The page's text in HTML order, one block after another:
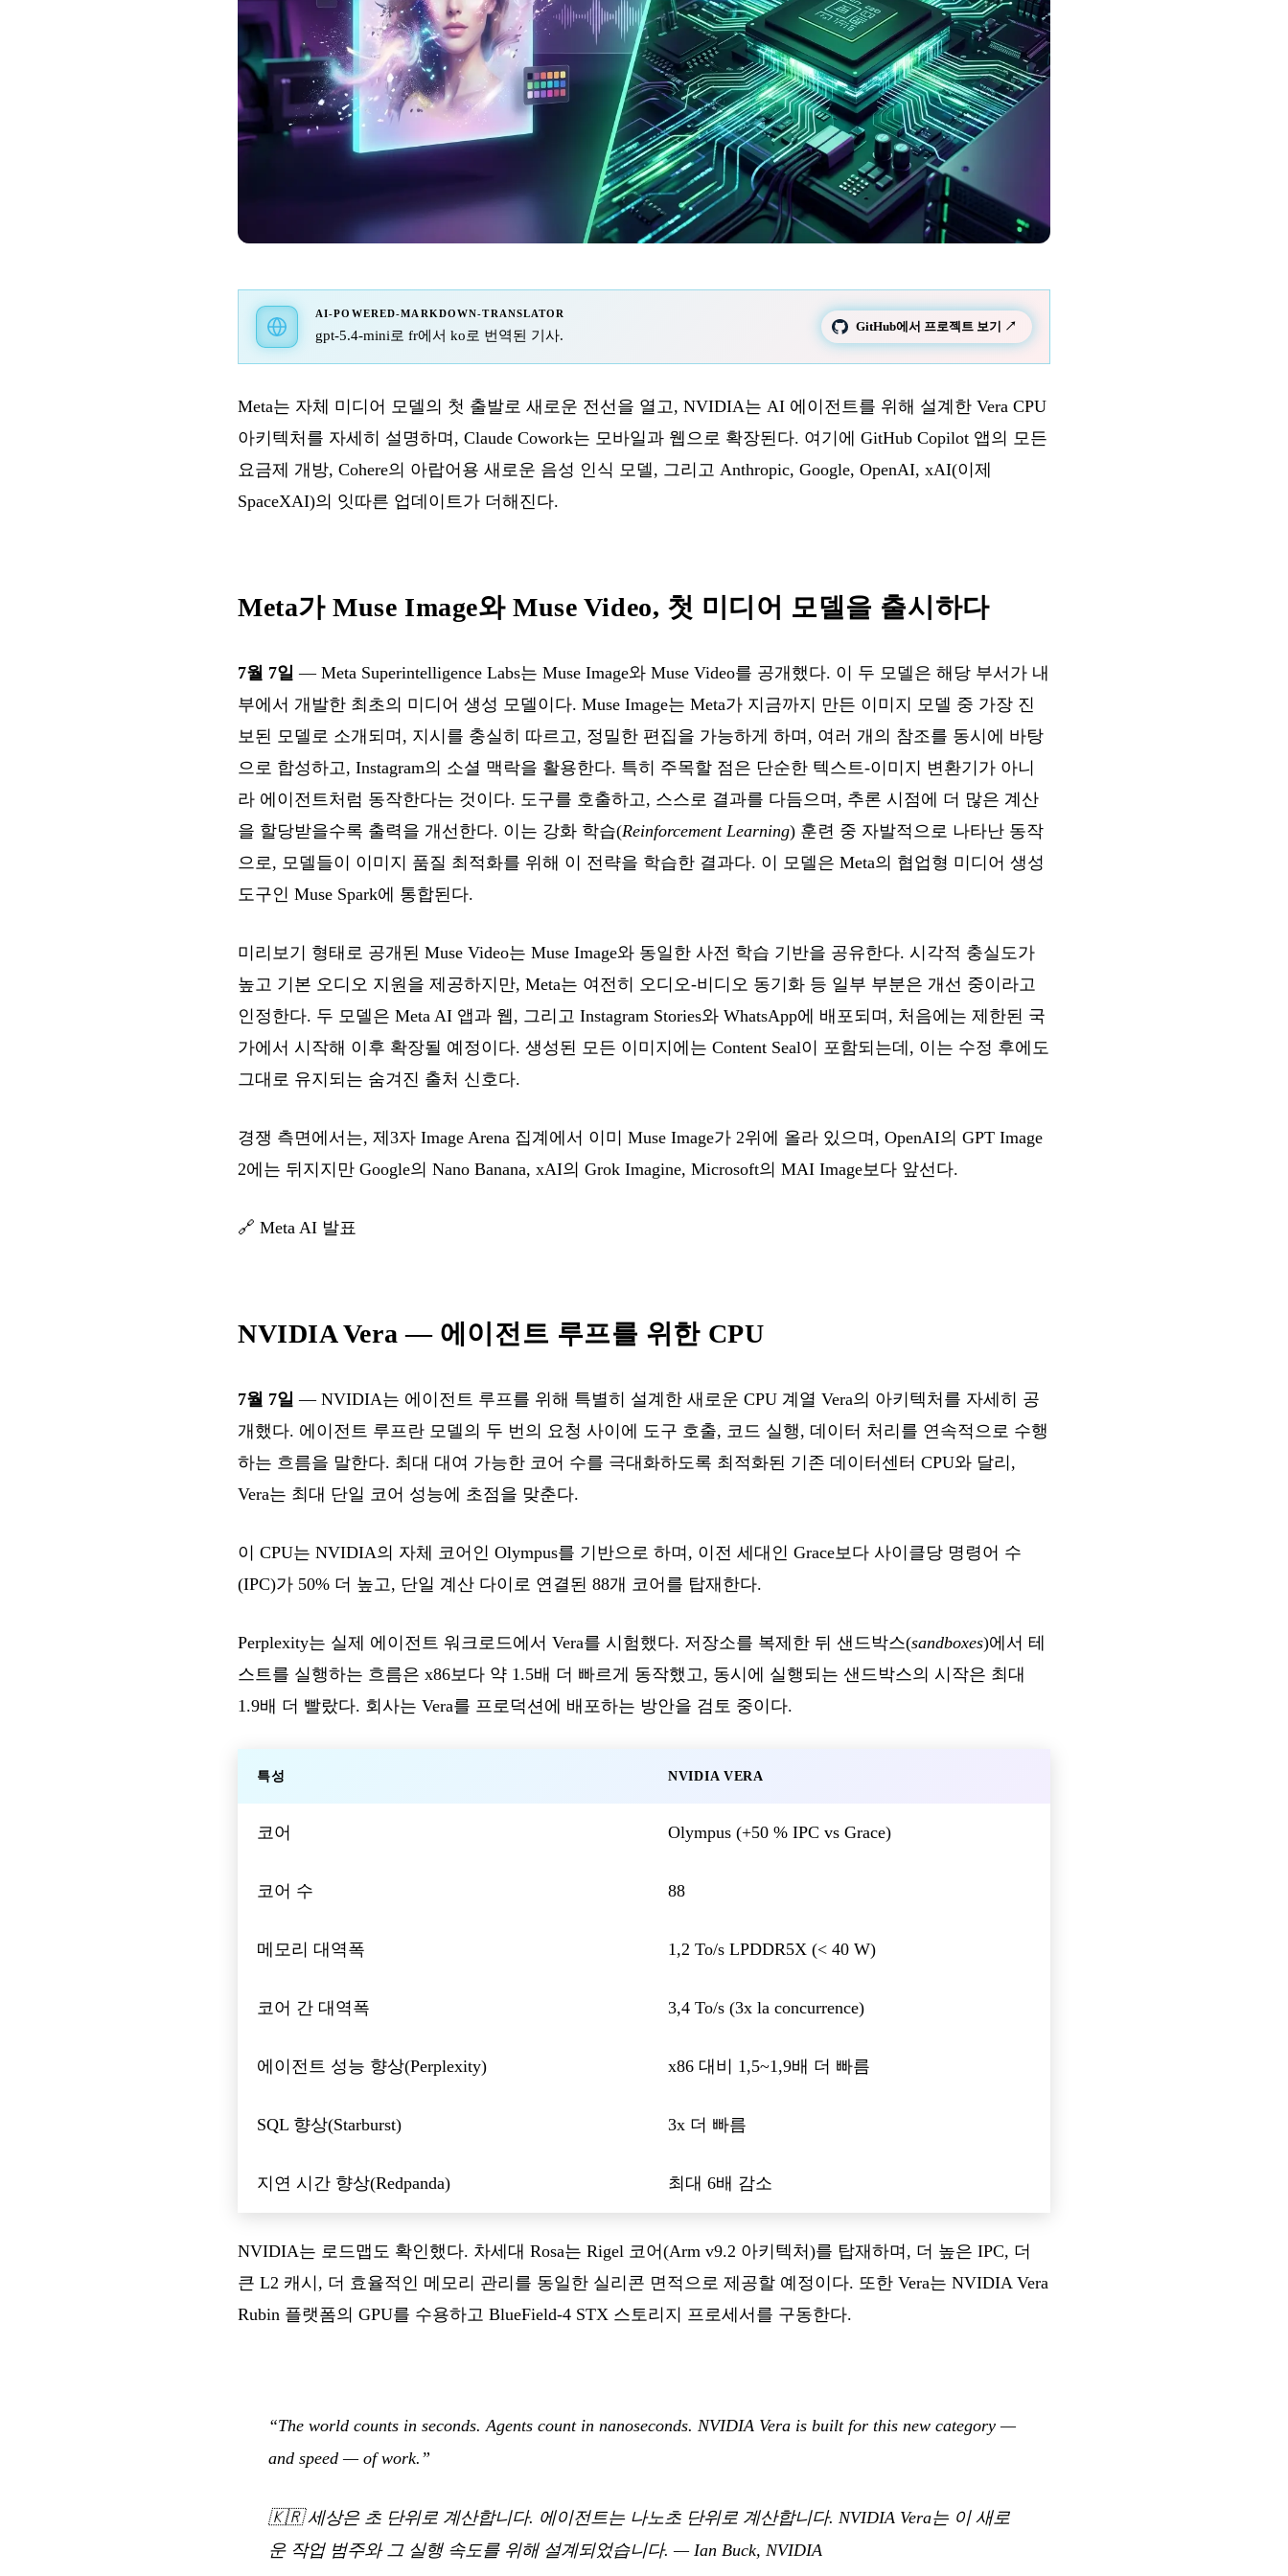
AI-POWERED-MARKDOWN-TRANSLATOR
gpt-5.4-mini로 fr에서 ko로 번역된 기사.
GitHub에서 프로젝트 보기 ↗
Meta는 자체 미디어 모델의 첫 출발로 새로운 전선을 열고, NVIDIA는 AI 에이전트를 위해 설계한 Vera CPU
아키텍처를 자세히 설명하며, Claude Cowork는 모바일과 웹으로 확장된다. 여기에 GitHub Copilot 앱의 모든
요금제 개방, Cohere의 아랍어용 새로운 음성 인식 모델, 그리고 Anthropic, Google, OpenAI, xAI(이제
SpaceXAI)의 잇따른 업데이트가 더해진다.
Meta가 Muse Image와 Muse Video, 첫 미디어 모델을 출시하다
7월 7일 — Meta Superintelligence Labs는 Muse Image와 Muse Video를 공개했다. 이 두 모델은 해당 부서가 내
부에서 개발한 최초의 미디어 생성 모델이다. Muse Image는 Meta가 지금까지 만든 이미지 모델 중 가장 진
보된 모델로 소개되며, 지시를 충실히 따르고, 정밀한 편집을 가능하게 하며, 여러 개의 참조를 동시에 바탕
으로 합성하고, Instagram의 소셜 맥락을 활용한다. 특히 주목할 점은 단순한 텍스트-이미지 변환기가 아니
라 에이전트처럼 동작한다는 것이다. 도구를 호출하고, 스스로 결과를 다듬으며, 추론 시점에 더 많은 계산
을 할당받을수록 출력을 개선한다. 이는 강화 학습(Reinforcement Learning) 훈련 중 자발적으로 나타난 동작
으로, 모델들이 이미지 품질 최적화를 위해 이 전략을 학습한 결과다. 이 모델은 Meta의 협업형 미디어 생성
도구인 Muse Spark에 통합된다.
미리보기 형태로 공개된 Muse Video는 Muse Image와 동일한 사전 학습 기반을 공유한다. 시각적 충실도가
높고 기본 오디오 지원을 제공하지만, Meta는 여전히 오디오-비디오 동기화 등 일부 부분은 개선 중이라고
인정한다. 두 모델은 Meta AI 앱과 웹, 그리고 Instagram Stories와 WhatsApp에 배포되며, 처음에는 제한된 국
가에서 시작해 이후 확장될 예정이다. 생성된 모든 이미지에는 Content Seal이 포함되는데, 이는 수정 후에도
그대로 유지되는 숨겨진 출처 신호다.
경쟁 측면에서는, 제3자 Image Arena 집계에서 이미 Muse Image가 2위에 올라 있으며, OpenAI의 GPT Image
2에는 뒤지지만 Google의 Nano Banana, xAI의 Grok Imagine, Microsoft의 MAI Image보다 앞선다.
🔗 Meta AI 발표
NVIDIA Vera — 에이전트 루프를 위한 CPU
7월 7일 — NVIDIA는 에이전트 루프를 위해 특별히 설계한 새로운 CPU 계열 Vera의 아키텍처를 자세히 공
개했다. 에이전트 루프란 모델의 두 번의 요청 사이에 도구 호출, 코드 실행, 데이터 처리를 연속적으로 수행
하는 흐름을 말한다. 최대 대여 가능한 코어 수를 극대화하도록 최적화된 기존 데이터센터 CPU와 달리,
Vera는 최대 단일 코어 성능에 초점을 맞춘다.
이 CPU는 NVIDIA의 자체 코어인 Olympus를 기반으로 하며, 이전 세대인 Grace보다 사이클당 명령어 수
(IPC)가 50% 더 높고, 단일 계산 다이로 연결된 88개 코어를 탑재한다.
Perplexity는 실제 에이전트 워크로드에서 Vera를 시험했다. 저장소를 복제한 뒤 샌드박스(sandboxes)에서 테
스트를 실행하는 흐름은 x86보다 약 1.5배 더 빠르게 동작했고, 동시에 실행되는 샌드박스의 시작은 최대
1.9배 더 빨랐다. 회사는 Vera를 프로덕션에 배포하는 방안을 검토 중이다.
특성 NVIDIA VERA
코어 Olympus (+50 % IPC vs Grace)
코어 수 88
메모리 대역폭 1,2 To/s LPDDR5X (< 40 W)
코어 간 대역폭 3,4 To/s (3x la concurrence)
에이전트 성능 향상(Perplexity) x86 대비 1,5~1,9배 더 빠름
SQL 향상(Starburst) 3x 더 빠름
지연 시간 향상(Redpanda) 최대 6배 감소
NVIDIA는 로드맵도 확인했다. 차세대 Rosa는 Rigel 코어(Arm v9.2 아키텍처)를 탑재하며, 더 높은 IPC, 더
큰 L2 캐시, 더 효율적인 메모리 관리를 동일한 실리콘 면적으로 제공할 예정이다. 또한 Vera는 NVIDIA Vera
Rubin 플랫폼의 GPU를 수용하고 BlueField-4 STX 스토리지 프로세서를 구동한다.
“The world counts in seconds. Agents count in nanoseconds. NVIDIA Vera is built for this new category —
and speed — of work.”
🇰🇷세상은 초 단위로 계산합니다. 에이전트는 나노초 단위로 계산합니다. NVIDIA Vera는 이 새로
운 작업 범주와 그 실행 속도를 위해 설계되었습니다. — Ian Buck, NVIDIA